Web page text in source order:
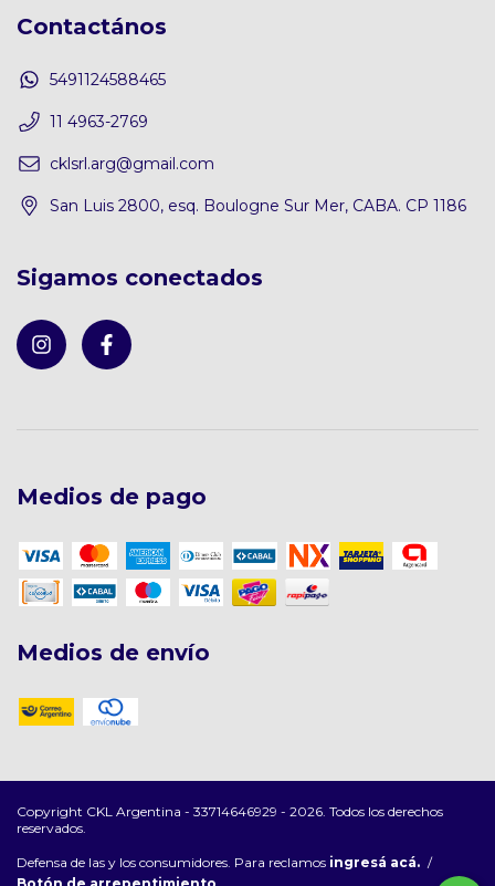
Contactános
5491124588465
11 4963-2769
cklsrl.arg@gmail.com
San Luis 2800, esq. Boulogne Sur Mer, CABA. CP 1186
Sigamos conectados
Medios de pago
Medios de envío
Copyright CKL Argentina - 33714646929 - 2026. Todos los derechos
reservados.
Defensa de las y los consumidores. Para reclamos ingresá acá. /
Botón de arrepentimiento